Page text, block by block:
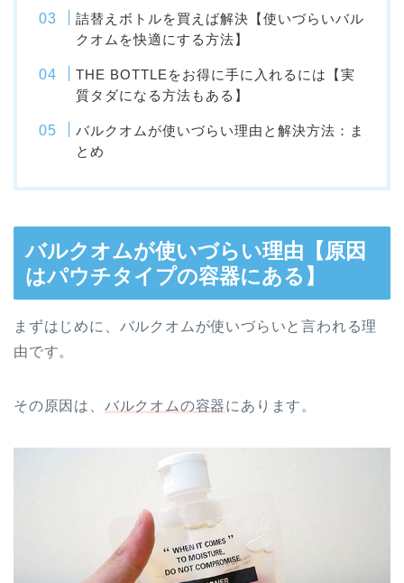
詰替えボトルを買えば解決【使いづらいバル
クオムを快適にする方法】
THE BOTTLEをお得に手に入れるには【実
質タダになる方法もある】
バルクオムが使いづらい理由と解決方法：ま
とめ
バルクオムが使いづらい理由【原因
はパウチタイプの容器にある】
まずはじめに、バルクオムが使いづらいと言われる理
由です。
その原因は、 バルクオムの容器にあります。